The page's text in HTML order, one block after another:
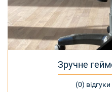
Зручне
(0) відгуки